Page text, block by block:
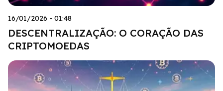
16/01/2026 - 01:48
DESCENTRALIZAÇÃO: O CORAÇÃO DAS
CRIPTOMOEDAS